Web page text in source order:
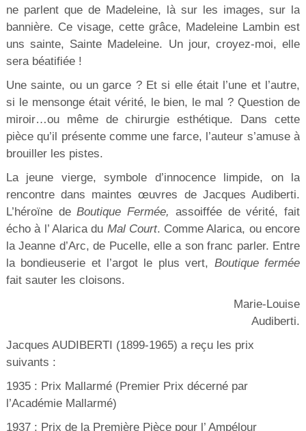
ne parlent que de Madeleine, là sur les images, sur la
bannière. Ce visage, cette grâce, Madeleine Lambin est
uns sainte, Sainte Madeleine. Un jour, croyez-moi, elle
sera béatifiée !
Une sainte, ou un garce ? Et si elle était l’une et l’autre,
si le mensonge était vérité, le bien, le mal ? Question de
miroir…ou même de chirurgie esthétique. Dans cette
pièce qu’il présente comme une farce, l’auteur s’amuse à
brouiller les pistes.
La jeune vierge, symbole d’innocence limpide, on la
rencontre dans maintes œuvres de Jacques Audiberti.
L’héroïne deBoutique Fermée, assoiffée de vérité, fait
écho à l’ Alarica du Mal Court. Comme Alarica, ou encore
la Jeanne d’Arc, de Pucelle, elle a son franc parler. Entre
la bondieuserie et l’argot le plus vert, Boutique fermée
fait sauter les cloisons.
Marie-Louise
Audiberti.
Jacques AUDIBERTI (1899-1965) a reçu les prix
suivants :
1935 : Prix Mallarmé (Premier Prix décerné par
l’Académie Mallarmé)
1937 : Prix de la Première Pièce pour l’ Ampélour